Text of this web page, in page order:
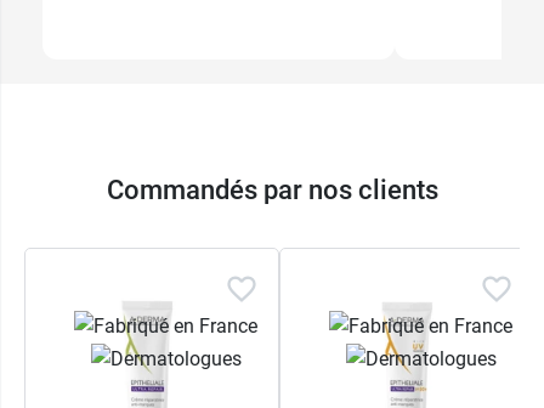
Commandés par nos clients